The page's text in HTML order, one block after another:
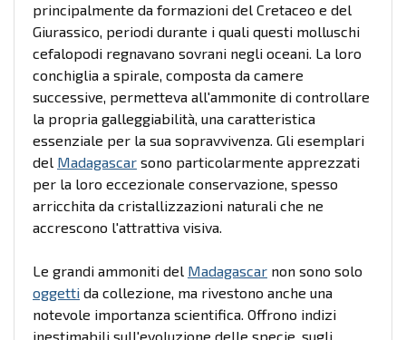
principalmente da formazioni del Cretaceo e del
Giurassico, periodi durante i quali questi molluschi
cefalopodi regnavano sovrani negli oceani. La loro
conchiglia a spirale, composta da camere
successive, permetteva all'ammonite di controllare
la propria galleggiabilità, una caratteristica
essenziale per la sua sopravvivenza. Gli esemplari
del Madagascar sono particolarmente apprezzati
per la loro eccezionale conservazione, spesso
arricchita da cristallizzazioni naturali che ne
accrescono l'attrattiva visiva.
Le grandi ammoniti del Madagascar non sono solo
oggetti da collezione, ma rivestono anche una
notevole importanza scientifica. Offrono indizi
inestimabili sull'evoluzione delle specie, sugli